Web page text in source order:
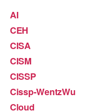
AI
CEH
CISA
CISM
CISSP
Cissp-WentzWu
Cloud